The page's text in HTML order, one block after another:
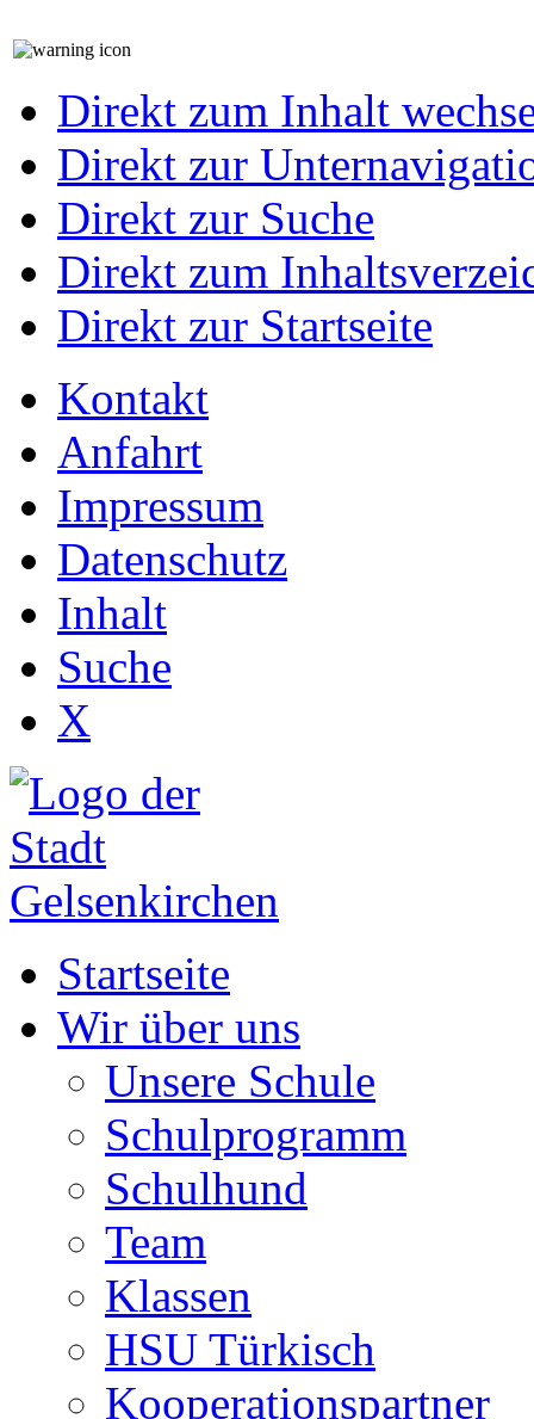
Direkt zum Inhalt
Direkt zur
Direkt zur Suche
Direkt zum
Direkt zur Startseite
Kontakt
Anfahrt
Impressum
Datenschutz
Inhalt
Suche
X
Startseite
Wir über uns
Unsere Schule
Schulprogramm
Schulhund
Team
Klassen
HSU Türkisch
Kooperationspartner